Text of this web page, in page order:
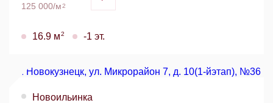
125 000/м2
16.9 м2 -1 эт.
Новоильинка